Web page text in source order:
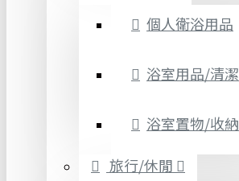
個人衛浴用品
浴室用品/清潔
浴室置物/收納
旅行/休閒